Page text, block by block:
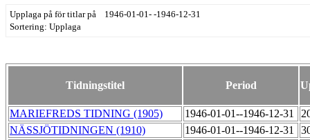
Upplaga på för titlar på 1946-01-01- -1946-12-31
Sortering: Upplaga
Tidningstitel Period
MARIEFREDS TIDNING (1905) 1946-01-01--1946-12-31
NÄSSJÖTIDNINGEN (1910)
1946-01-01--1946-12-31